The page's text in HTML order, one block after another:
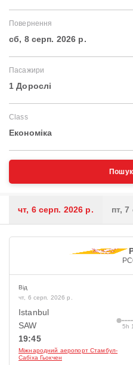
Повернення
сб, 8 серп. 2026 р.
Пасажири
1 Дорослі
Class
Економіка
Пошук
чт, 6 серп. 2026 р. пт, 7
Від
чт, 6 серп. 2026 р.
Istanbul
SAW
19:45
Міжнародний аеропорт Стамбул-
Сабіха Гьокчен
5h